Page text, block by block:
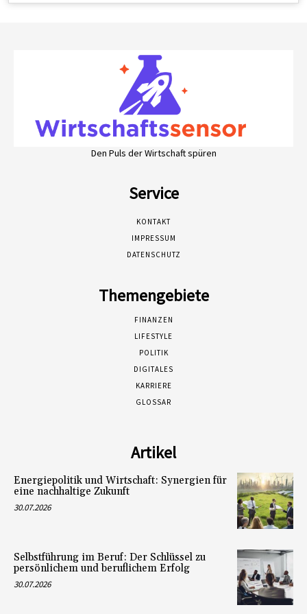
Den Puls der Wirtschaft spüren
Service
KONTAKT
IMPRESSUM
DATENSCHUTZ
Themengebiete
FINANZEN
LIFESTYLE
POLITIK
DIGITALES
KARRIERE
GLOSSAR
Artikel
Energiepolitik und Wirtschaft: Synergien für
eine nachhaltige Zukunft
30.07.2026
Selbstführung im Beruf: Der Schlüssel zu
persönlichem und beruflichem Erfolg
30.07.2026